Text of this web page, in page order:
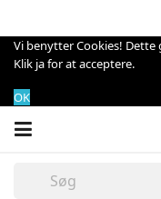
Vi benytter Cookies! Dette
Klik ja for at acceptere.
OK